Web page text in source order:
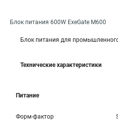
Блок питания 600W ExeGate M600
Блок питания для
Технические характеристики
Питание
Форм-фактор